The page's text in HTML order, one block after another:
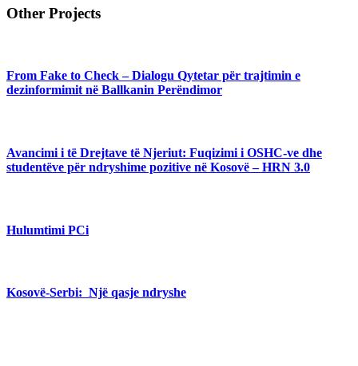
Other Projects
From Fake to Check – Dialogu Qytetar për trajtimin e
dezinformimit në Ballkanin Perëndimor
Avancimi i të Drejtave të Njeriut: Fuqizimi i OSHC-ve dhe
studentëve për ndryshime pozitive në Kosovë – HRN 3.0
Hulumtimi PCi
Kosovë-Serbi: Një qasje ndryshe